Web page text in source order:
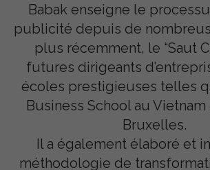
Babak enseigne le
publicité depuis de
plus récemment, le “Saut
futures dirigeants
écoles prestigieuses telles
Business School au Vietnam
Bruxelles.
Il a également élaboré et
méthodologie de